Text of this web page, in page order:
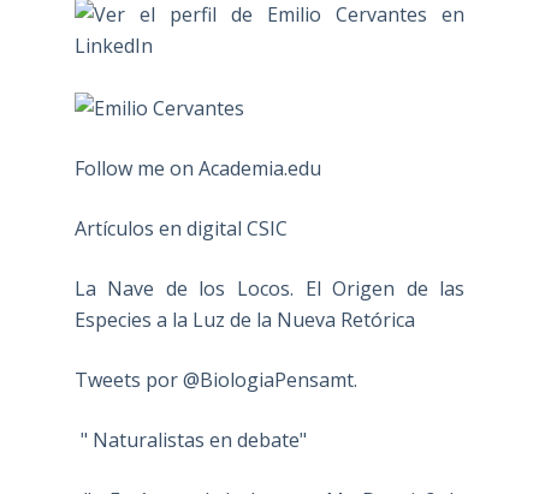
Follow me on Academia.edu
Artículos en digital CSIC
La Nave de los Locos. El Origen de las
Especies a la Luz de la Nueva Retórica
Tweets por @BiologiaPensamt.
" Naturalistas en debate"